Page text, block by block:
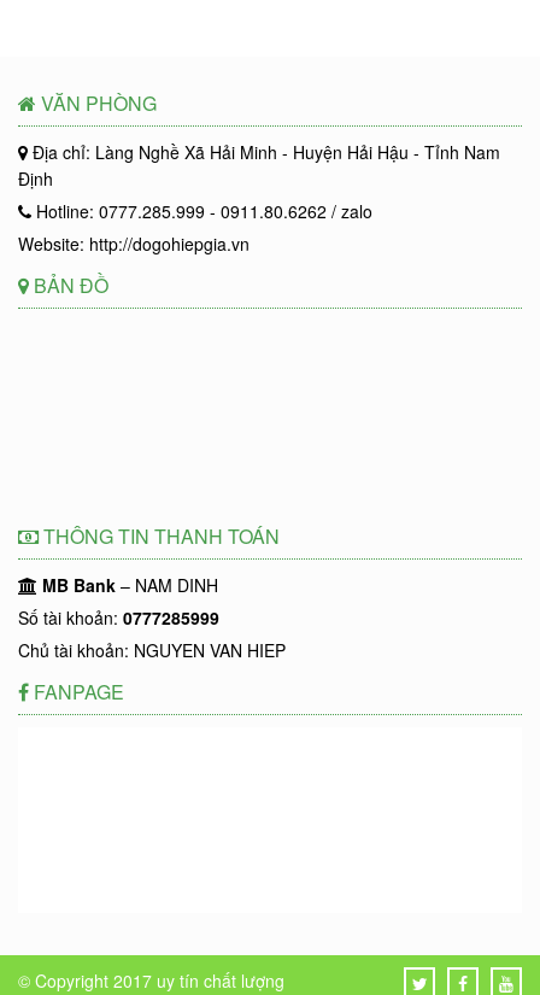
VĂN PHÒNG
Địa chỉ: Làng Nghề Xã Hải Minh - Huyện Hải Hậu - Tỉnh Nam
Định
Hotline: 0777.285.999 - 0911.80.6262 / zalo
Website: http://dogohiepgia.vn
BẢN ĐỒ
THÔNG TIN THANH TOÁN
MB Bank – NAM DINH
Số tài khoản: 0777285999
Chủ tài khoản: NGUYEN VAN HIEP
FANPAGE
© Copyright 2017 uy tín chất lượng